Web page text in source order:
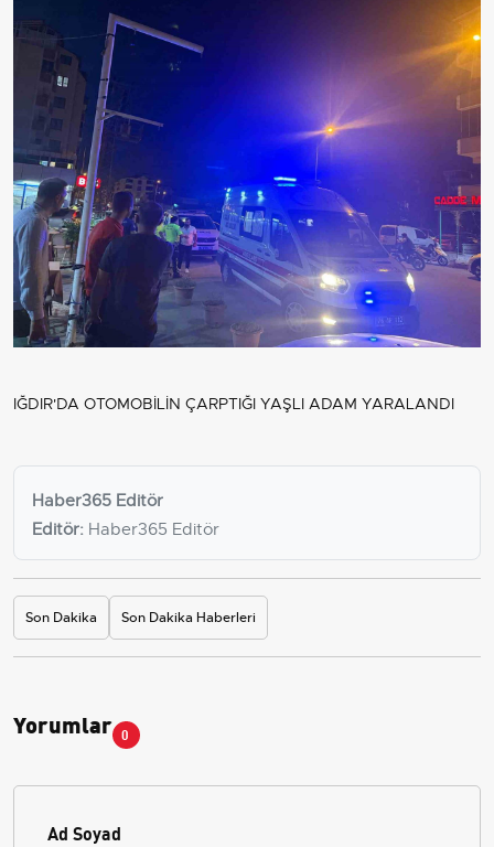
IĞDIR'DA OTOMOBİLİN ÇARPTIĞI YAŞLI ADAM YARALANDI
Haber365 Editör
Editör: Haber365 Editör
Son Dakika Son Dakika Haberleri
Yorumlar 0
Ad Soyad